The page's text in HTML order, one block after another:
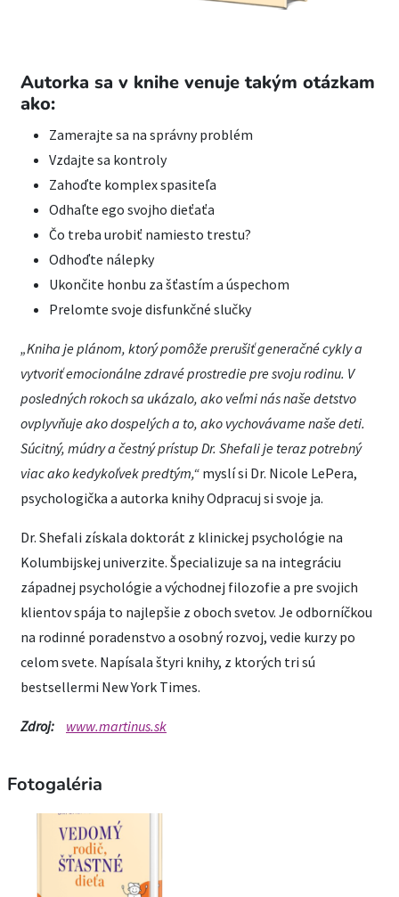
Autorka sa v knihe venuje takým otázkam
ako:
Zamerajte sa na správny problém
Vzdajte sa kontroly
Zahoďte komplex spasiteľa
Odhaľte ego svojho dieťaťa
Čo treba urobiť namiesto trestu?
Odhoďte nálepky
Ukončite honbu za šťastím a úspechom
Prelomte svoje disfunkčné slučky
„Kniha je plánom, ktorý pomôže prerušiť generačné cykly a
vytvoriť emocionálne zdravé prostredie pre svoju rodinu. V
posledných rokoch sa ukázalo, ako veľmi nás naše detstvo
ovplyvňuje ako dospelých a to, ako vychovávame naše deti.
Súcitný, múdry a čestný prístup Dr. Shefali je teraz potrebný
viac ako kedykoľvek predtým,“ myslí si Dr. Nicole LePera,
psychologička a autorka knihy Odpracuj si svoje ja.
Dr. Shefali získala doktorát z klinickej psychológie na
Kolumbijskej univerzite. Špecializuje sa na integráciu
západnej psychológie a východnej filozofie a pre svojich
klientov spája to najlepšie z oboch svetov. Je odborníčkou
na rodinné poradenstvo a osobný rozvoj, vedie kurzy po
celom svete. Napísala štyri knihy, z ktorých tri sú
bestsellermi New York Times.
Zdroj: www.martinus.sk
Fotogaléria